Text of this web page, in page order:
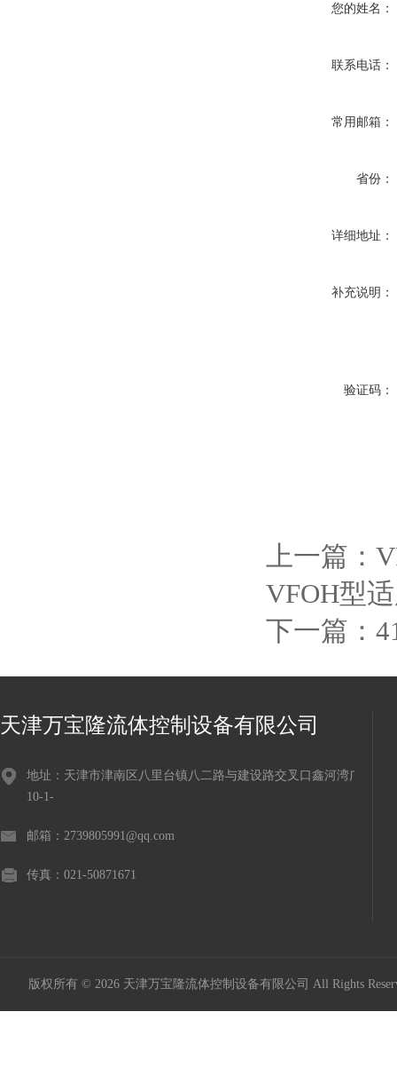
您的姓名：
联系电话：
常用邮箱：
省份：
详细地址：
补充说明：
验证码：
上一篇：
VFOH型
下一篇：
天津万宝隆流体控制设备有限公司
地址：天津市津南区八里台镇八二路与建设路交叉口鑫河湾广场
10-1-
邮箱：2739805991@qq.com
传真：021-50871671
版权所有 © 2026 天津万宝隆流体控制设备有限公司 All Rights